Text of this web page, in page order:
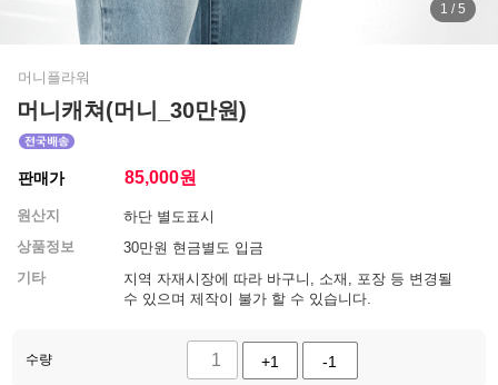
1 / 5
머니플라워
머니캐쳐(머니_30만원)
판매가 85,000원
원산지
하단 별도표시
상품정보
30만원 현금별도 입금
기타
지역 자재시장에 따라 바구니, 소재, 포장 등 변경될
수 있으며 제작이 불가 할 수 있습니다.
수량 +1 -1